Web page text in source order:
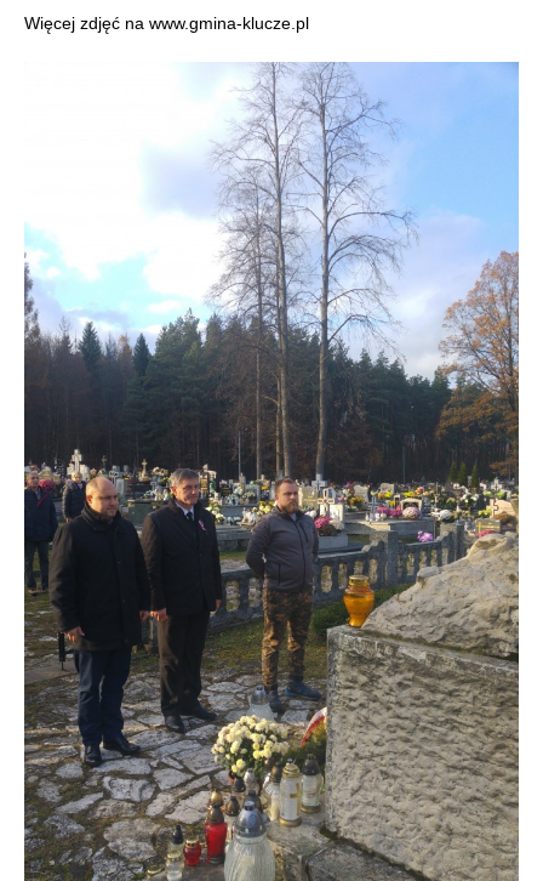
Więcej zdjęć na www.gmina-klucze.pl